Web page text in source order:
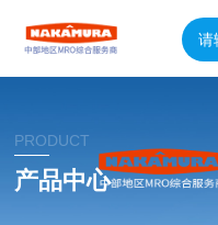
PRODUCT
产品中心